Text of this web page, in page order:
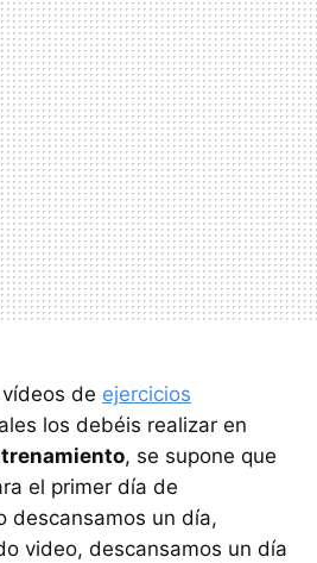
de ejercicios
los debéis realizar en
, se supone que
el primer día de
descansamos un día,
video, descansamos un día